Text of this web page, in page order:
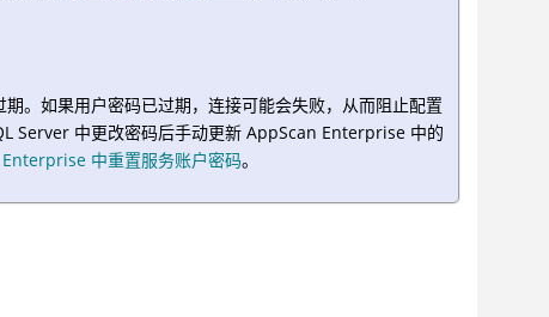
。如果用户密码已过期，连接可能会失败，从而阻止配置
Server 中更改密码后手动更新 AppScan Enterprise 中的
中重置服务账户密码。